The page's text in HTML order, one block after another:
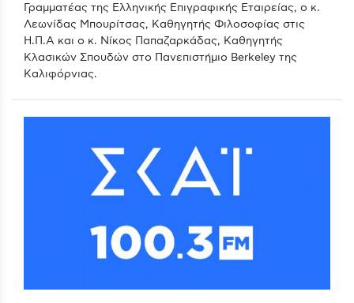
Γραμματέας της Ελληνικής Επιγραφικής Εταιρείας, ο κ.
Λεωνίδας Μπουρίτσας, Καθηγητής Φιλοσοφίας στις
Η.Π.Α και ο κ. Νίκος Παπαζαρκάδας, Καθηγητής
Κλασικών Σπουδών στο Πανεπιστήμιο Berkeley της
Καλιφόρνιας.